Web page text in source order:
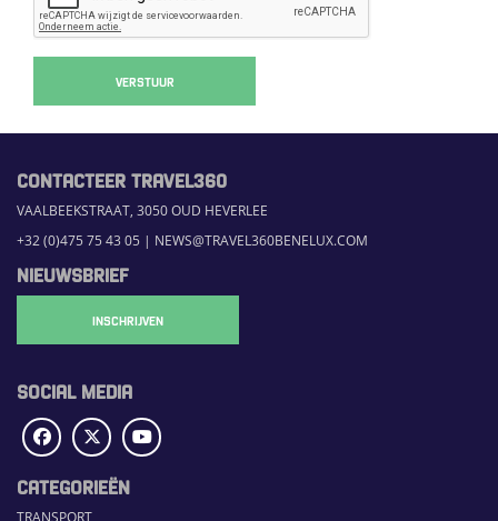
VERSTUUR
CONTACTEER TRAVEL360
VAALBEEKSTRAAT, 3050 OUD HEVERLEE
+32 (0)475 75 43 05 | NEWS@TRAVEL360BENELUX.COM
NIEUWSBRIEF
INSCHRIJVEN
SOCIAL MEDIA
CATEGORIEËN
TRANSPORT